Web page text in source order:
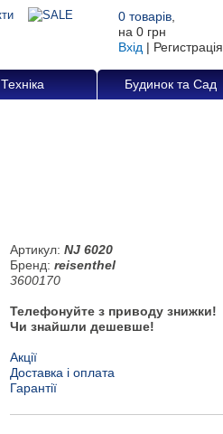
0 товарів
на 0 грн
Вхід | Регистрація
Техніка Будинок та Сад
Артикул: NJ 6020
Бренд: reisenthel
3600170
Телефонуйте з приводу знижки!
Чи знайшли дешевше!
Акції
Доставка і оплата
Гарантії